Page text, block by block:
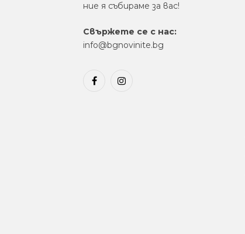
ние я събираме за вас!
Свържете се с нас:
info@bgnovinite.bg
FacebookInstagram